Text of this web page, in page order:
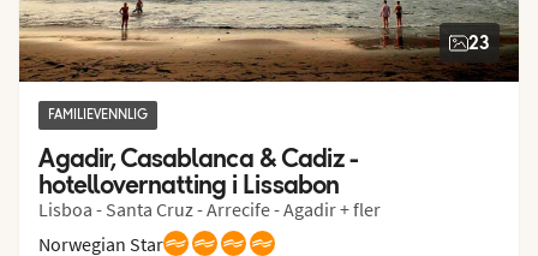
23
FAMILIEVENNLIG
Agadir, Casablanca & Cadiz -
hotellovernatting i Lissabon
Lisboa - Santa Cruz - Arrecife - Agadir + fler
Norwegian Star